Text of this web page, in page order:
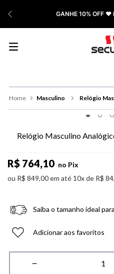
PAGUE COM
Masculino
Relógio Masculino
R$ 764,10 no Pix
ou R$ 849,00em até 10x de R$ 84,
Saiba o tamanho ideal
Adicionar aos favoritos
－
9º